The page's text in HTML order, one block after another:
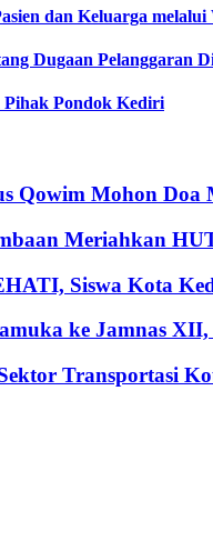
dan Keluarga
Dugaan Pelanggaran
Pihak Pondok Kediri
Qowim Mohon
Meriahkan
Siswa Kota
ke Jamnas
Transportasi